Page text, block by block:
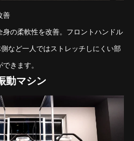
善
の柔軟性を改善。フロントハンドル
など一人ではストレッチしにくい部
きます。
動マシン